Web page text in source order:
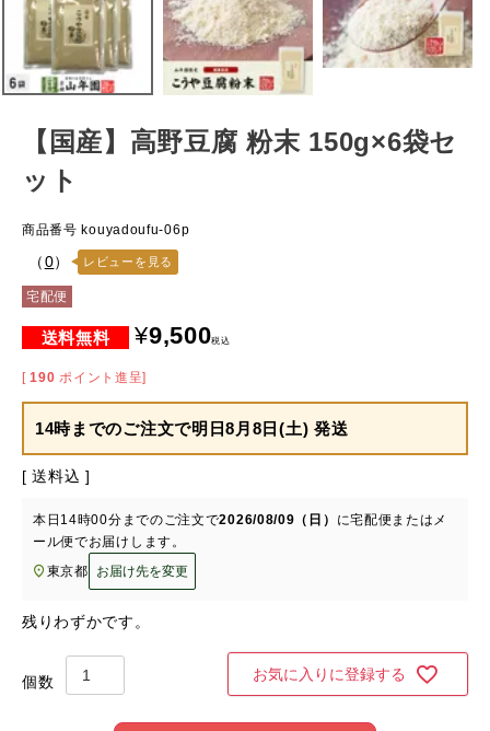
【国産】高野豆腐 粉末 150g×6袋セ
ット
商品番号 kouyadoufu-06p
（0） レビューを見る
宅配便
¥9,500税込
[ 190 ポイント進呈]
14時までのご注文で明日8月8日(土) 発送
送料込
本日 14時00分 までのご注文で2026/08/09（日） に宅配便またはメ
ール便でお届けします。
東京都
お届け先を変更
残りわずかです。
お気に入りに登録する